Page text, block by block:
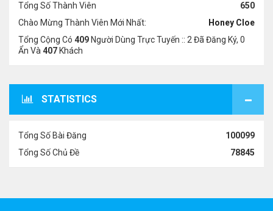
Tổng Số Thành Viên
650
Chào Mừng Thành Viên Mới Nhất:
Honey Cloe
Tổng Cộng Có 409 Người Dùng Trực Tuyến :: 2 Đã Đăng Ký, 0
Ẩn Và 407 Khách
STATISTICS
Tổng Số Bài Đăng
100099
Tổng Số Chủ Đề
78845